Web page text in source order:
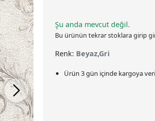
Şu anda mevcut değil.
Bu ürünün tekrar stoklara girip
Renk: Beyaz,Gri
Ürün 3 gün içinde kargoya